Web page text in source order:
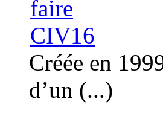
Créée en
d’un (...)